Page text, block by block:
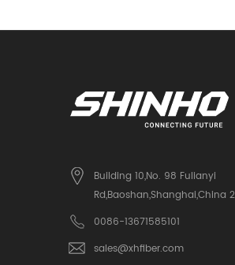
Building 10,No. 98 Fulianyi
Rd,Baoshan,Shanghai,China
0086-13671585101
sales@xhfiber.com